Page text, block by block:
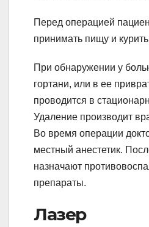
Перед операцией
принимать пищу и
При обнаружении у
гортани, или в ее
проводится в
Удаление производит
Во время операции
местный анестетик.
назначают
препараты.
Лазер